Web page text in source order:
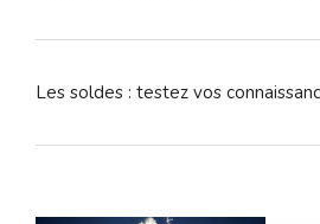
Les soldes : testez vos